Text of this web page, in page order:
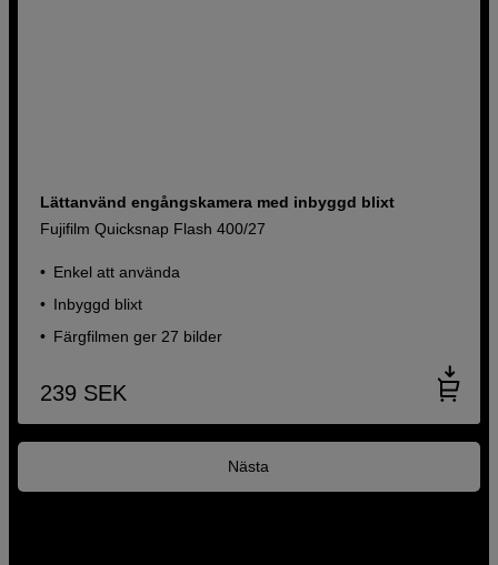
Lättanvänd engångskamera med inbyggd blixt
Fujifilm Quicksnap Flash 400/27
Enkel att använda
Inbyggd blixt
Färgfilmen ger 27 bilder
239 SEK
Nästa